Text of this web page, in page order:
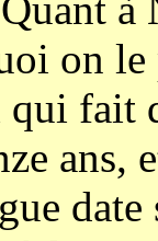
on le
fait
ans,